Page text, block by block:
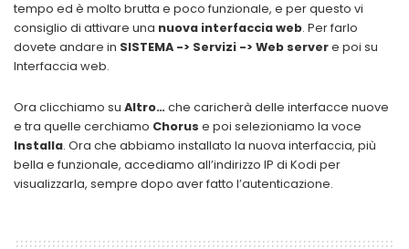
tempo ed è molto brutta e poco funzionale, e per questo vi
consiglio di attivare una nuova interfaccia web. Per farlo
dovete andare in SISTEMA -> Servizi -> Web servere poi su
Interfaccia web.
Ora clicchiamo su Altro… che caricherà delle interfacce nuove
e tra quelle cerchiamo Chorus e poi selezioniamo la voce
Installa. Ora che abbiamo installato la nuova interfaccia, più
bella e funzionale, accediamo all’indirizzo IP di Kodi per
visualizzarla, sempre dopo aver fatto l’autenticazione.